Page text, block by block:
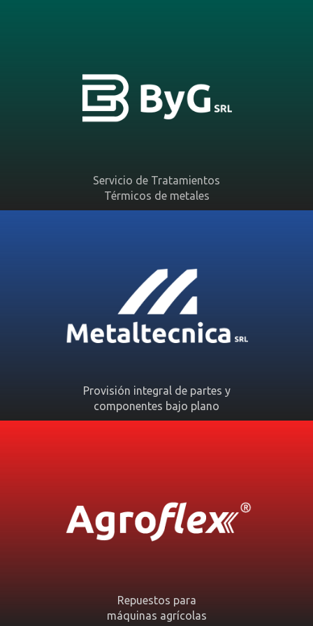
Servicio de Tratamientos
Térmicos de metales
Provisión integral de partes y
componentes bajo plano
Repuestos para
máquinas agrícolas